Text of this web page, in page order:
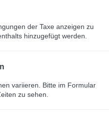
der Taxe anzeigen zu
hinzugefügt werden.
variieren. Bitte im Formular
zu sehen.